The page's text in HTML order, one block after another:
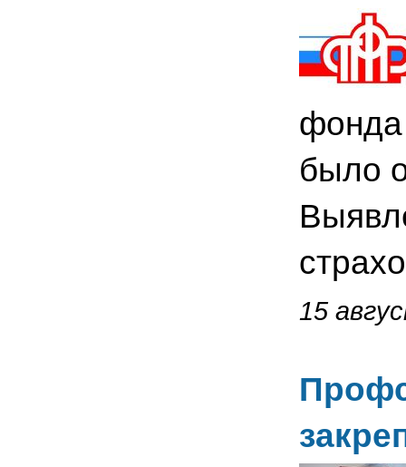
фонда
было
15